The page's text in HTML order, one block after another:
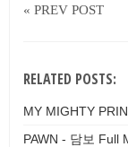
« PREV POST
RELATED POSTS:
MY MIGHTY
PAWN - 담보 Full